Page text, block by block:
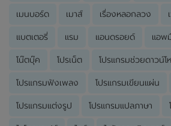
เมนบอร์ด เมาส์ เรื่องหลอกลวง
แบตเตอรี่ แรม แอนดรอยด์ แอพ
โน๊ตบุ๊ค โปรเน็ต โปรแกรมช่วยดาวน์โ
โปรแกรมฟังเพลง โปรแกรมเขียนแผ่น
โปรแกรมแต่งรูป โปรแกรมแปลภาษา